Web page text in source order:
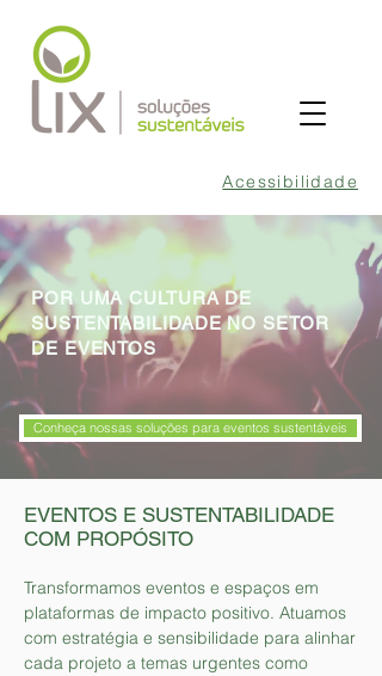
Acessibilidade
POR UMA CULTURA DE
SUSTENTABILIDADE NO SETOR
DE EVENTOS
Conheça nossas soluções para eventos sustentáveis
EVENTOS E SUSTENTABILIDADE
COM PROPÓSITO
Transformamos eventos e espaços em
plataformas de impacto positivo. Atuamos
com estratégia e sensibilidade para alinhar
cada projeto a temas urgentes como